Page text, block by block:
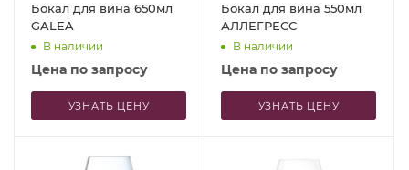
Бокал для вина 650мл
GALEA
В наличии
Цена по запросу
УЗНАТЬ ЦЕНУ
Бокал для вина 550мл
АЛЛЕГРЕСС
В наличии
Цена по запросу
УЗНАТЬ ЦЕНУ